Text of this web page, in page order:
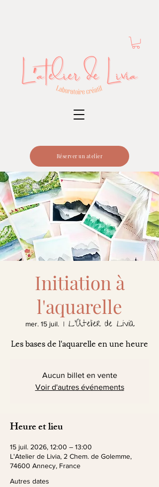
Réserver un atelier
Initiation à
l'aquarelle
mer. 15 juil.
  |
L'Atelier de Livia
Les bases de l'aquarelle en une heure
Aucun billet en vente
Voir d'autres événements
Heure et lieu
15 juil. 2026, 12:00 – 13:00
L'Atelier de Livia, 2 Chem. de Golemme,
74600 Annecy, France
Autres dates